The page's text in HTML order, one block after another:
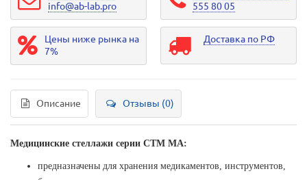
info@ab-lab.pro
555 80 05
Цены ниже рынка на
7%
Доставка по РФ
Описание Отзывы (0)
Медицинские стеллажи серии СТМ МА:
предназначены для хранения медикаментов, инструментов,